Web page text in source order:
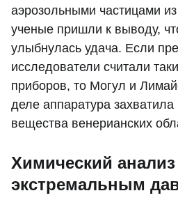
аэрозольными частицами
ученые пришли к выводу,
улыбнулась удача. Если
исследователи считали
приборов, то Могул и
деле аппаратура
вещества венерианских
Химический
экстремальным